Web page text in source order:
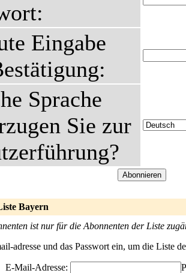
Eingabe
Sprache
Sie zur
Bayern
ist nur für die Abonnenten der Liste
adresse und das Passwort ein, um die Liste
E-Mail-Adresse: